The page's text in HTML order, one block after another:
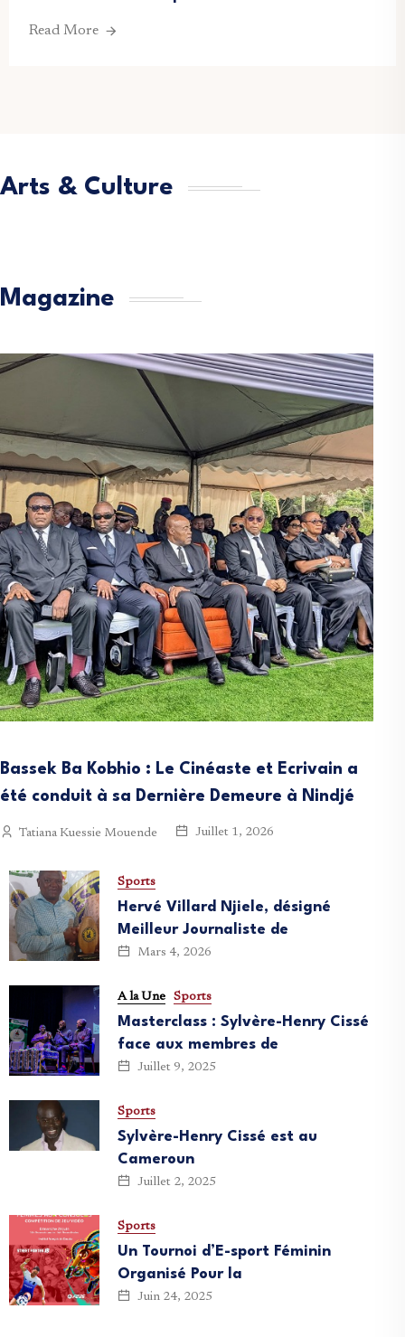
Read More
Arts & Culture
Magazine
Bassek Ba Kobhio : Le Cinéaste et Ecrivain a
été conduit à sa Dernière Demeure à Nindjé
Tatiana Kuessie Mouende Juillet 1, 2026
Sports
Hervé Villard Njiele, désigné
Meilleur Journaliste de
Mars 4, 2026
A la Une Sports
Masterclass : Sylvère-Henry Cissé
face aux membres de
Juillet 9, 2025
Sports
Sylvère-Henry Cissé est au
Cameroun
Juillet 2, 2025
Sports
Un Tournoi d’E-sport Féminin
Organisé Pour la
Juin 24, 2025